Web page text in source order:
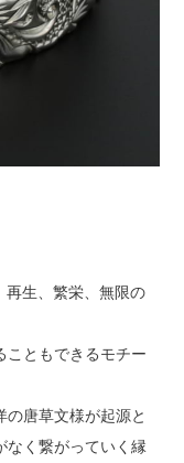
再生、繁栄、無限の
こともできるモチー
唐草文様が起源と
なく繋がっていく縁